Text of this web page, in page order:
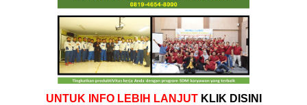
UNTUK INFO LEBIH LANJUT KLIK DISINI